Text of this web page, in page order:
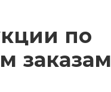
по
заказам